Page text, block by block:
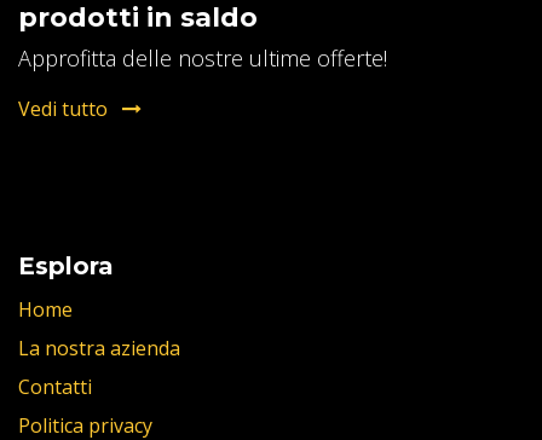
prodotti in saldo
Approfitta delle nostre ultime offerte!
Vedi tutto
Esplora
Home
La nostra azienda
Contatti
Politica privacy